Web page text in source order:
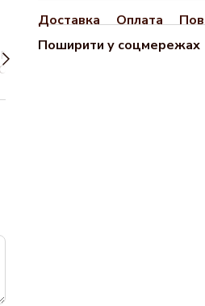
Доставка Оплата
Поширити у соцмережах